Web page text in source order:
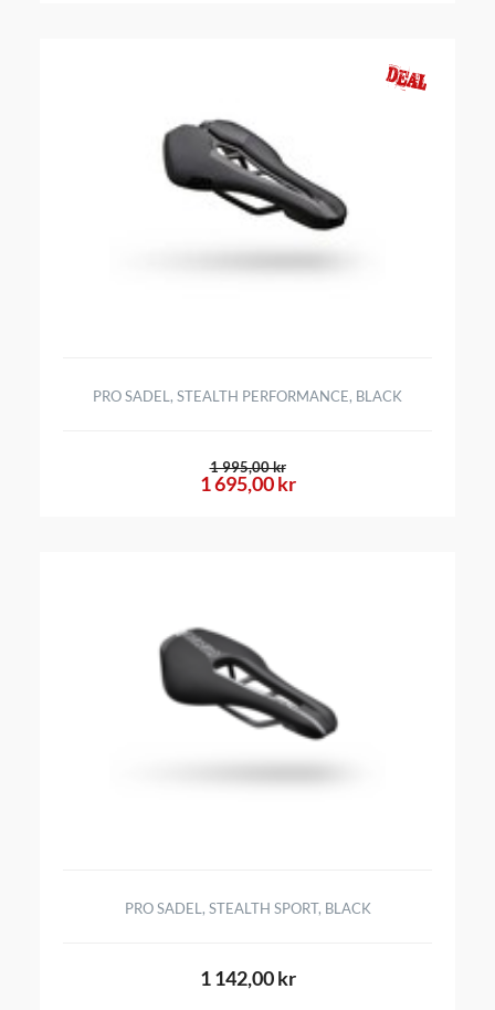
PRO SADEL, STEALTH PERFORMANCE, BLACK
1 695,00 kr
1 995,00 kr
PRO SADEL, STEALTH SPORT, BLACK
1 142,00 kr